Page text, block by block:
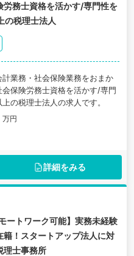
労務士資格を活かす/専門性を
の税理士法人
業務・社会保険業務をおまか
保険労務士資格を活かす/専門
の税理士法人の求人です。
万円
詳細をみる
ートワーク可能】実務未経験
！スタートアップ法人に対
理士事務所